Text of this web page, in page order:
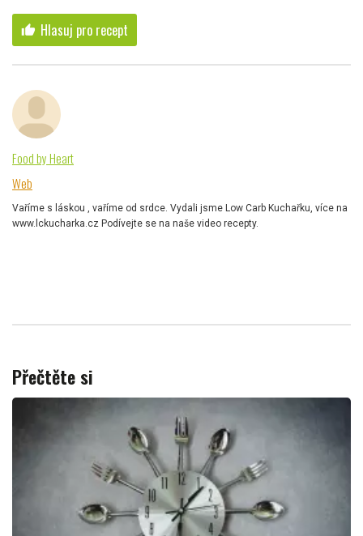
thumb_up Hlasuj pro recept
Food by Heart
Web
Vaříme s láskou , vaříme od srdce. Vydali jsme Low Carb Kuchařku, více na
www.lckucharka.cz Podívejte se na naše video recepty.
Přečtěte si